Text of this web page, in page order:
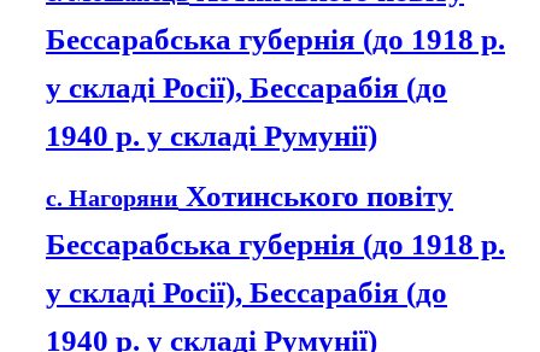
Бессарабська губернія (до 1918 р.
у складі Росії), Бессарабія (до
1940 р. у складі Румунії)
с. Нагоряни Хотинського повіту
Бессарабська губернія (до 1918 р.
у складі Росії), Бессарабія (до
1940 р. у складі Румунії)